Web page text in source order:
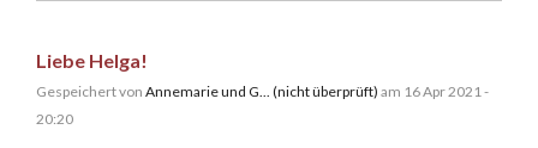
Liebe Helga!
Gespeichert von Annemarie und G... (nicht überprüft) am 16 Apr 2021 -
20:20